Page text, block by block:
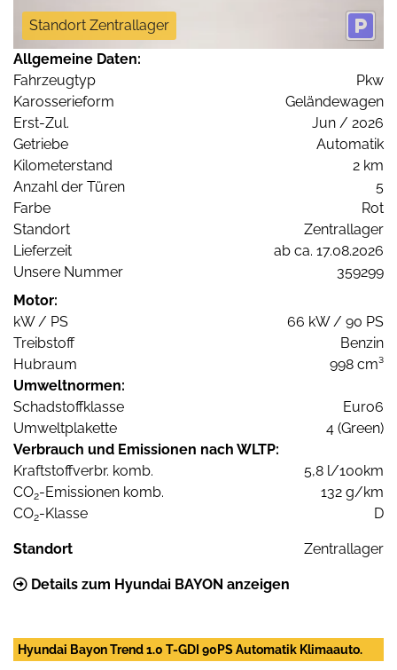
Standort Zentrallager
Allgemeine Daten:
Fahrzeugtyp
Pkw
Karosserieform
Geländewagen
Erst-Zul.
Jun / 2026
Getriebe
Automatik
Kilometerstand
2 km
Anzahl der Türen
5
Farbe
Rot
Standort
Zentrallager
Lieferzeit
ab ca. 17.08.2026
Unsere Nummer
359299
Motor:
kW / PS
66 kW / 90 PS
Treibstoff
Benzin
Hubraum
998 cm³
Umweltnormen:
Schadstoffklasse
Euro6
Umweltplakette
4 (Green)
Verbrauch und Emissionen nach WLTP:
Kraftstoffverbr. komb.
5,8 l/100km
CO2-Emissionen komb.
132 g/km
CO2-Klasse D
Standort Zentrallager
Details zum Hyundai BAYON anzeigen
Hyundai Bayon Trend 1.0 T-GDI 90PS Automatik Klimaauto.